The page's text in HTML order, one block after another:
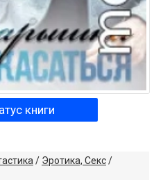
книги
/ Эротика, Секс/